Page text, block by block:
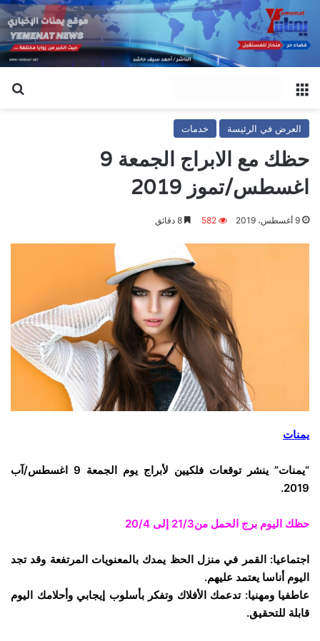
العرض في الرئيسة خدمات
حظك مع الابراج الجمعة 9
اغسطس/تموز 2019
9 أغسطس، 2019 582
يمنات
“يمنات” ينشر توقعات فلكيين لأبراج يوم الجمعة 9 اغسطس/آب
2019.
حظك اليوم برج الحمل من21/3 إلى 20/4
اجتماعيا: القمر في منزل الحظ يمدك بالمعنويات المرتفعة وقد تجد
اليوم أناسا يعتمد عليهم.
عاطفيا ومهنيا: تدعمك الأفلاك وتفكر بأسلوب إيجابي وأحلامك اليوم
قابلة للتحقيق.